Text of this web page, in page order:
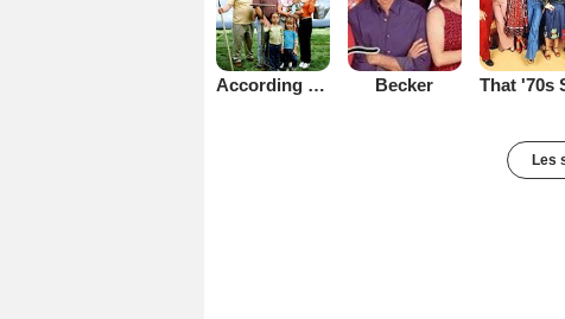
According to Jim Becker
Les